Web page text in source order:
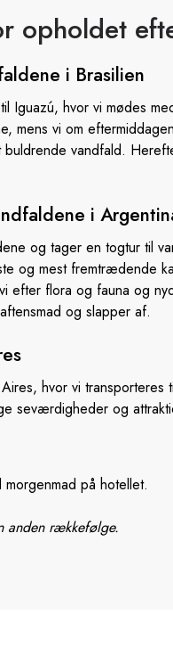
opholdet
i Brasilien
Iguazú, hvor vi mødes
mens vi om
vandfald.
i
og tager en togtur til
og mest fremtrædende
efter flora og fauna og
og slapper af.
hvor vi
seværdigheder og
på hotellet.
anden rækkefølge.